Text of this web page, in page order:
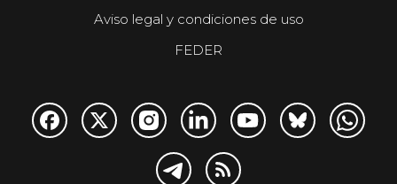
Aviso legal y condiciones de uso
FEDER